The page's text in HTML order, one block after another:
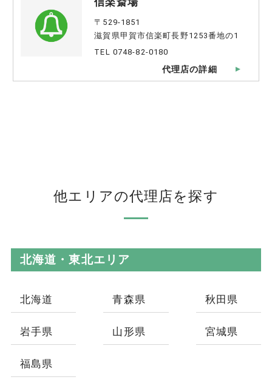
〒529-1851
滋賀県甲賀市信楽町長野1253番地の1
TEL 0748-82-0180
代理店の詳細
他エリアの代理店を探す
北海道・東北エリア
北海道 青森県 秋田県
岩手県 山形県 宮城県
福島県